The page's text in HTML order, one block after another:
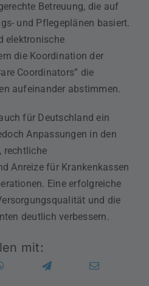
Betreuung, die auf
und Pflegeplänen basiert.
elektronische
die Koordination der
Coordinators” die
aufeinander abstimmen.
für Deutschland ein
Anpassungen in den
rechtliche
Anreize für Krankenkassen
Eine erfolgreiche
und die
deutlich verbessern.
mit: